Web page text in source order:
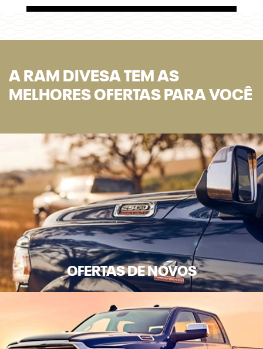
A RAM DIVESA TEM AS
MELHORES OFERTAS PARA VOCÊ
OFERTAS DE NOVOS